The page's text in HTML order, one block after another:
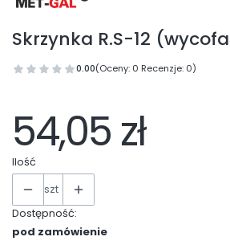
Skrzynka R.S-12
0.00(Oceny: 0 Recenzje: 0)
54,05 zł
Ilość
szt
Dostępność:
pod zamówienie